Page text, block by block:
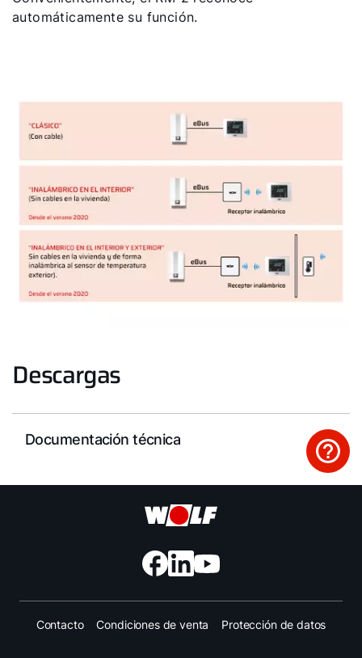
automáticamente su función.
Descargas
Documentación técnica
Contacto Condiciones de venta Protección de datos